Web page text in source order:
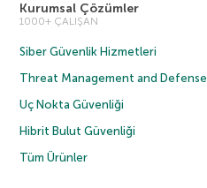
Kurumsal Çözümler
1000+ ÇALIŞAN
Siber Güvenlik Hizmetleri
Threat Management and Defense
Uç Nokta Güvenliği
Hibrit Bulut Güvenliği
Tüm Ürünler